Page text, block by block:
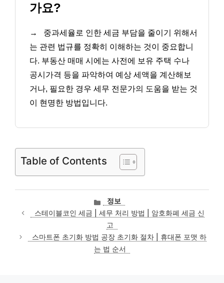
가요?
→
중과세율로 인한 세금 부담을 줄이기 위해서
는 관련 법규를 정확히 이해하는 것이 중요합니
다. 부동산 매매 시에는 사전에 보유 주택 수나
공시가격 등을 파악하여 예상 세액을 계산해보
거나, 필요한 경우 세무 전문가의 도움을 받는 것
이 현명한 방법입니다.
Table of Contents
카
테
고
리
정보
스테이블코인 세금 | 세무 처리 방법 | 암호화폐 세금 신
고
스마트폰 초기화 방법 공장 초기화 절차 | 휴대폰 포맷 하
는 법 순서